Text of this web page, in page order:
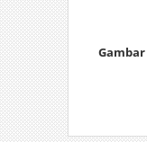
Gambar